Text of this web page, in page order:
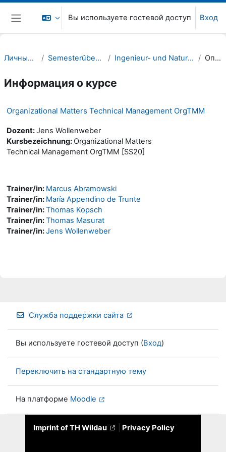
Перейти к основному содержанию
Боковая панель
Вы используете гостевой доступ Вход
Личный кабинет Semesterübergreifende Kurse Ingenieur- und Naturwissenschaften (INW) Описание
Информация о курсе
Organizational Matters Technical Management OrgTMM
Dozent:Jens Wollenweber
Kursbezeichnung: Organizational Matters
Technical Management OrgTMM [SS20]
Trainer/in: Marcus Abramowski
Trainer/in: María Appendino de Trunte
Trainer/in:Thomas Kopsch
Trainer/in:Thomas Masurat
Trainer/in:Jens Wollenweber
Служба поддержки сайта
Вы используете гостевой доступ (Вход)
Переключить на стандартную тему
На платформе Moodle
Imprint of TH Wildau Privacy Policy